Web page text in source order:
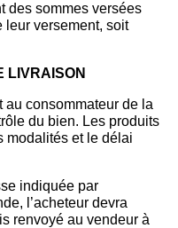
des sommes versées
leur versement, soit
LIVRAISON
au consommateur de la
du bien. Les produits
modalités et le délai
indiquée par
l’acheteur devra
renvoyé au vendeur à